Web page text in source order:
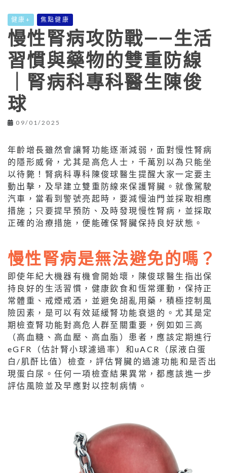
健康+ 焦點健康
慢性腎病攻防戰——生活
習慣與藥物的雙重防線
｜腎病科專科醫生陳俊
球
09/01/2025
年齡增長雖然會讓腎功能逐漸減弱，面對慢性腎病
的隱形威脅，尤其是高危人士，千萬別以為只能坐
以待斃！腎病科專科陳俊球醫生提醒大家一定要主
動出擊，及早建立雙重防線來保護腎臟。就像駕駛
汽車，當看到警號亮起時，要減慢油門並採取相應
措施；只要提早預防、及時發現慢性腎病，並採取
正確的治療措施，便能確保腎臟保持良好狀態。
慢性腎病是無法避免的嗎？
即使年紀大機器有機會開始壞，陳俊球醫生指出保
持良好的生活習慣，健康飲食和恆常運動，保持正
常體重、戒煙戒酒，並避免胡亂用藥，積極控制風
險因素，是可以有效延緩腎功能衰退的。尤其是定
期檢查腎功能對高危人群至關重要，例如如三高
（高血糖、高血壓、高血脂）患者，應該定期進行
eGFR（估計腎小球濾過率）和uACR（尿液白蛋
白/肌酐比值）檢查，評估腎臟的過濾功能和是否出
現蛋白尿。任何一項檢查結果異常，都應該進一步
評估風險並及早應對以控制病情。